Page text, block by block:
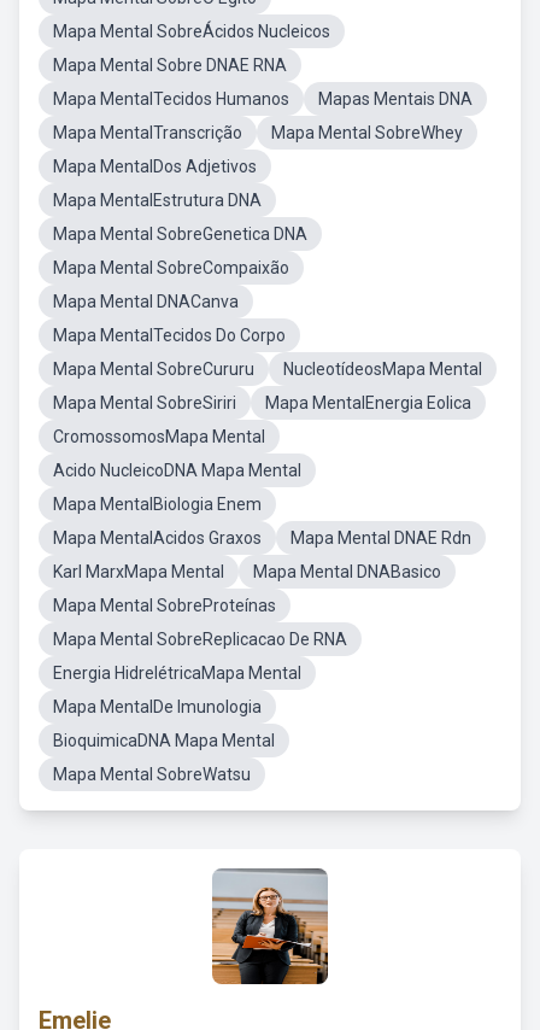
Mapa Mental SobreÁcidos Nucleicos
Mapa Mental Sobre DNAE RNA
Mapa MentalTecidos Humanos
Mapas Mentais DNA
Mapa MentalTranscrição
Mapa Mental SobreWhey
Mapa MentalDos Adjetivos
Mapa MentalEstrutura DNA
Mapa Mental SobreGenetica DNA
Mapa Mental SobreCompaixão
Mapa Mental DNACanva
Mapa MentalTecidos Do Corpo
Mapa Mental SobreCururu
NucleotídeosMapa Mental
Mapa Mental SobreSiriri
Mapa MentalEnergia Eolica
CromossomosMapa Mental
Acido NucleicoDNA Mapa Mental
Mapa MentalBiologia Enem
Mapa MentalAcidos Graxos
Mapa Mental DNAE Rdn
Karl MarxMapa Mental
Mapa Mental DNABasico
Mapa Mental SobreProteínas
Mapa Mental SobreReplicacao De RNA
Energia HidrelétricaMapa Mental
Mapa MentalDe Imunologia
BioquimicaDNA Mapa Mental
Mapa Mental SobreWatsu
Emelie